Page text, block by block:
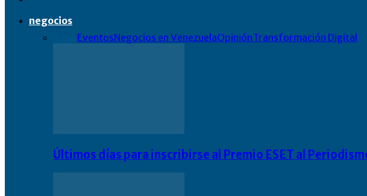
negocios
EventosNegocios en VenezuelaOpiniónTransformación Digital
Últimos días para inscribirse al Premio ESET al